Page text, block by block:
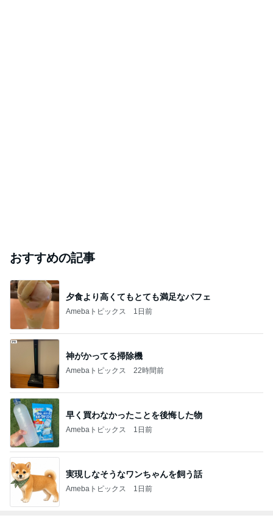
おすすめの記事
夕食より高くてもとても満足なパフェ
Amebaトピックス 1日前
神がかってる掃除機
Amebaトピックス 22時間前
早く買わなかったことを後悔した物
Amebaトピックス 1日前
実現しなそうなワンちゃんを飼う話
Amebaトピックス 1日前